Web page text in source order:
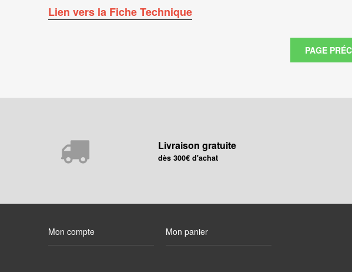
Lien vers la Fiche Technique
Livraison gratuite
dès 300€ d'achat
Mon compte Mon panier